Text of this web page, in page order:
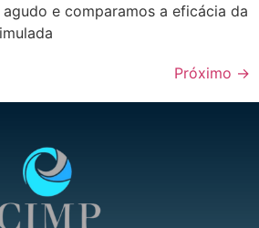
e comparamos a eficácia da
Próximo →